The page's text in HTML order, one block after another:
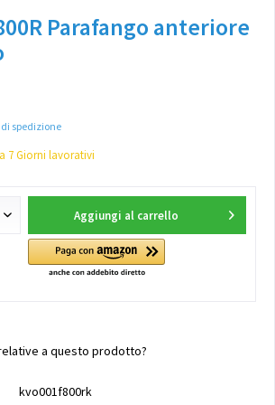
Parafango anteriore
di spedizione
7 Giorni lavorativi
Aggiungi al carrello
a questo prodotto?
kvo001f800rk